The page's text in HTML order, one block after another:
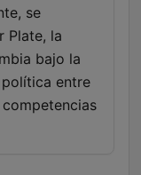
se
Plate, la
bajo la
entre
competencias